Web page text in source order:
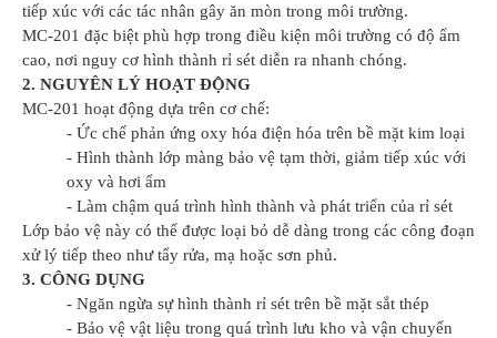
tiếp xúc với các tác nhân gây ăn mòn trong môi trường.
MC-201 đặc biệt phù hợp trong điều kiện môi trường có độ ẩm
cao, nơi nguy cơ hình thành rỉ sét diễn ra nhanh chóng.
2. NGUYÊN LÝ HOẠT ĐỘNG
MC-201 hoạt động dựa trên cơ chế:
- Ức chế phản ứng oxy hóa điện hóa trên bề mặt kim loại
- Hình thành lớp màng bảo vệ tạm thời, giảm tiếp xúc với
oxy và hơi ẩm
- Làm chậm quá trình hình thành và phát triển của rỉ sét
Lớp bảo vệ này có thể được loại bỏ dễ dàng trong các công đoạn
xử lý tiếp theo như tẩy rửa, mạ hoặc sơn phủ.
3. CÔNG DỤNG
- Ngăn ngừa sự hình thành rỉ sét trên bề mặt sắt thép
- Bảo vệ vật liệu trong quá trình lưu kho và vận chuyển